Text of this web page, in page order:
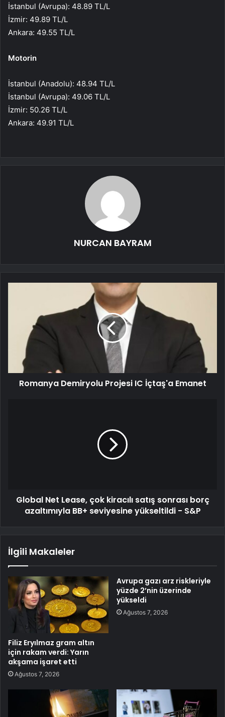
İstanbul (Avrupa): 48.89 TL/L
İzmir: 49.89 TL/L
Ankara: 49.55 TL/L
Motorin
İstanbul (Anadolu): 48.94 TL/L
İstanbul (Avrupa): 49.06 TL/L
İzmir: 50.26 TL/L
Ankara: 49.91 TL/L
NURCAN BAYRAM
Romanya Demiryolu Projesi IC İçtaş'a Emanet
Global Net Lease, çok kiracılı satış sonrası borç
azaltımıyla BB+ seviyesine yükseltildi - S&P
İlgili Makaleler
Filiz Eryılmaz gram altın
için rakam verdi: Yarın
akşama işaret etti
Ağustos 7, 2026
Avrupa gazı arz riskleriyle
yüzde 2’nin üzerinde
yükseldi
Ağustos 7, 2026